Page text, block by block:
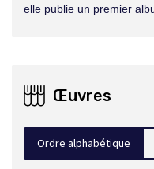
elle publie un premier
Œuvres
Ordre alphabétique